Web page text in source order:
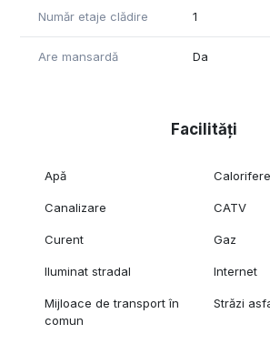
Număr etaje clădire 1
Are mansardă Da
Facilități
Apă Calorifere
Canalizare CATV
Curent Gaz
Iluminat stradal Internet
Mijloace de transport în
comun
Străzi